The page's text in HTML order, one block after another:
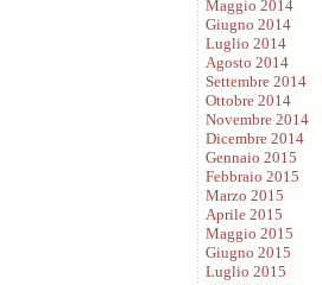
Maggio 2014
Giugno 2014
Luglio 2014
Agosto 2014
Settembre 2014
Ottobre 2014
Novembre 2014
Dicembre 2014
Gennaio 2015
Febbraio 2015
Marzo 2015
Aprile 2015
Maggio 2015
Giugno 2015
Luglio 2015